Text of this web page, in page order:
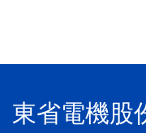
東省電機股